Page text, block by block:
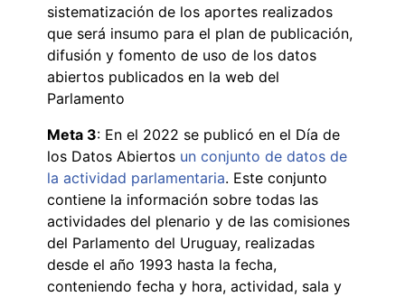
sistematización de los aportes realizados
que será insumo para el plan de publicación,
difusión y fomento de uso de los datos
abiertos publicados en la web del
Parlamento
Meta 3: En el 2022 se publicó en el Día de
los Datos Abiertos un conjunto de datos de
la actividad parlamentaria. Este conjunto
contiene la información sobre todas las
actividades del plenario y de las comisiones
del Parlamento del Uruguay, realizadas
desde el año 1993 hasta la fecha,
conteniendo fecha y hora, actividad, sala y